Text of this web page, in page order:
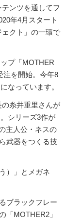
ンツを通してフ
年4月スタート
クト」の一環で
プ「MOTHER
注を開始。今年8
なっています。
の糸井重里さんが
シリーズ3作が
主人公・ネスの
武器をつくる技
）」とメガネ
ブラックフレー
「MOTHER2」